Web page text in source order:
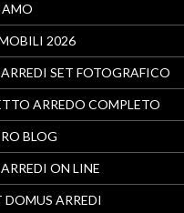
2026
SET FOTOGRAFICO
ARREDO COMPLETO
BLOG
ON LINE
ARREDI